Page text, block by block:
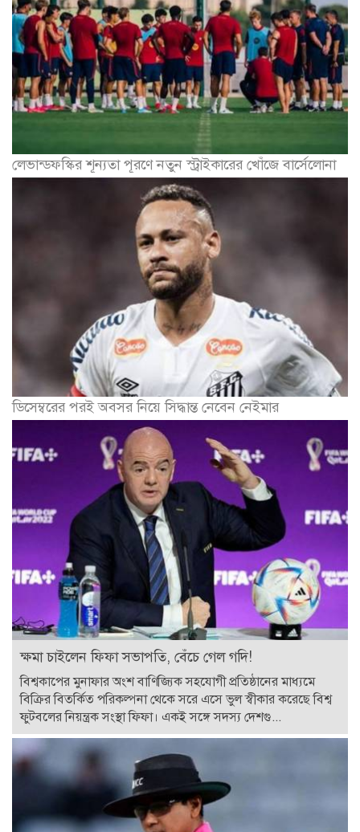
লেভান্ডফস্কির শূন্যতা পূরণে নতুন স্ট্রাইকারের খোঁজে বার্সেলোনা
ডিসেম্বরের পরই অবসর নিয়ে সিদ্ধান্ত নেবেন নেইমার
ক্ষমা চাইলেন ফিফা সভাপতি, বেঁচে গেল গদি!
বিশ্বকাপের মুনাফার অংশ বাণিজ্যিক সহযোগী প্রতিষ্ঠানের মাধ্যমে
বিক্রির বিতর্কিত পরিকল্পনা থেকে সরে এসে ভুল স্বীকার করেছে বিশ্ব
ফুটবলের নিয়ন্ত্রক সংস্থা ফিফা। একই সঙ্গে সদস্য দেশগু...